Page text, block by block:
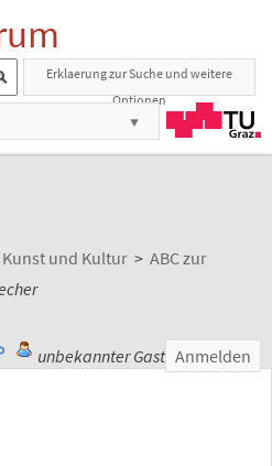
Erklaerung zur Suche und weitere
Optionen
Kunst und Kultur > ABC zur
unbekannter Gast Anmelden